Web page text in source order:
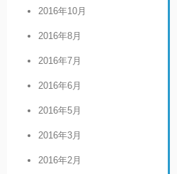
2016年10月
2016年8月
2016年7月
2016年6月
2016年5月
2016年3月
2016年2月